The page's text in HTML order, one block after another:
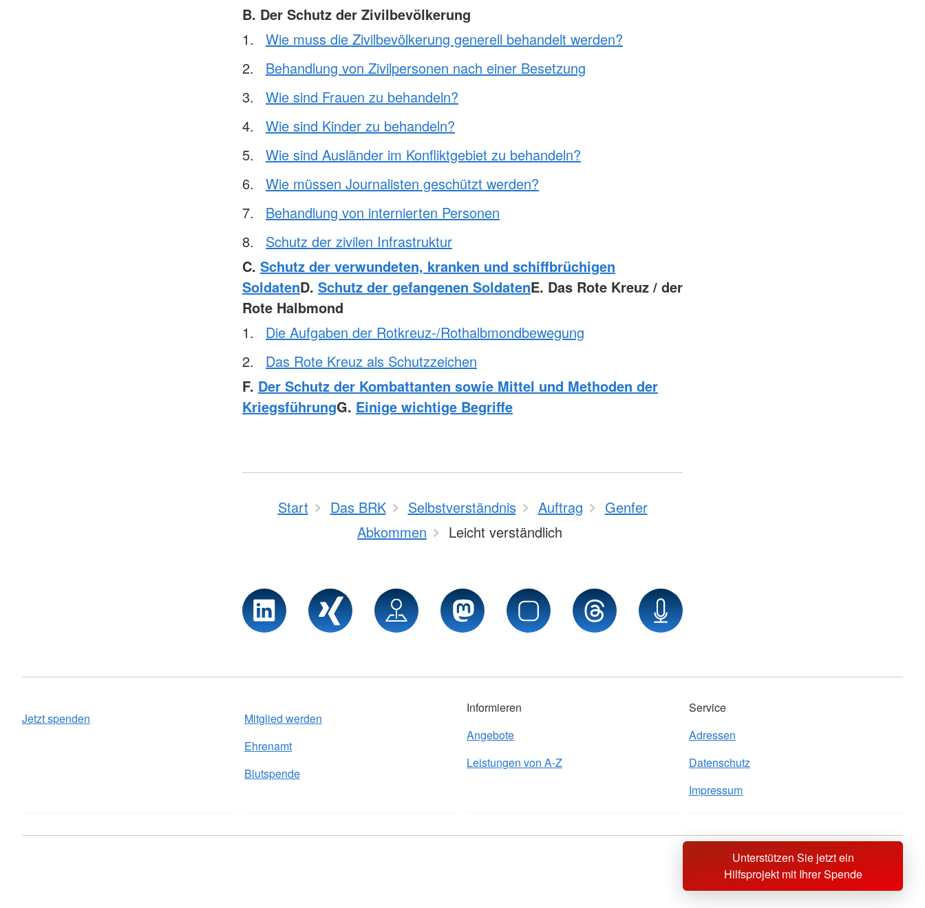
B. Der Schutz der Zivilbevölkerung
Wie muss die Zivilbevölkerung generell behandelt werden?
Behandlung von Zivilpersonen nach einer Besetzung
Wie sind Frauen zu behandeln?
Wie sind Kinder zu behandeln?
Wie sind Ausländer im Konfliktgebiet zu behandeln?
Wie müssen Journalisten geschützt werden?
Behandlung von internierten Personen
Schutz der zivilen Infrastruktur
C. Schutz der verwundeten, kranken und schiffbrüchigen
SoldatenD. Schutz der gefangenen SoldatenE. Das Rote Kreuz / der
Rote Halbmond
Die Aufgaben der Rotkreuz-/Rothalbmondbewegung
Das Rote Kreuz als Schutzzeichen
F. Der Schutz der Kombattanten sowie Mittel und Methoden der
KriegsführungG. Einige wichtige Begriffe
Unterstützen Sie jetzt ein
Hilfsprojekt mit Ihrer Spende
Start Das BRK Selbstverständnis Auftrag
Genfer
Abkommen
Leicht verständlich
Jetzt spenden
Mitglied werden
Ehrenamt
Blutspende
Informieren
Angebote
Leistungen von A-Z
Service
Adressen
Datenschutz
Impressum
Sprache wechseln zu